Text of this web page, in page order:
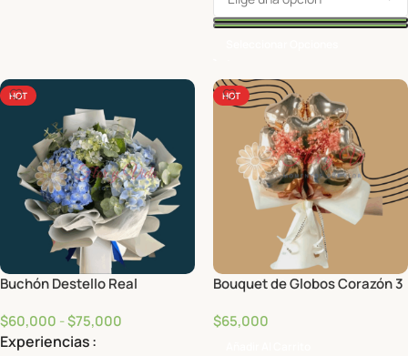
HOT
Buchón Destello Real
$60,000 -$75,000
Experiencias
HOT
Bouquet de Globos Corazón 3
$65,000